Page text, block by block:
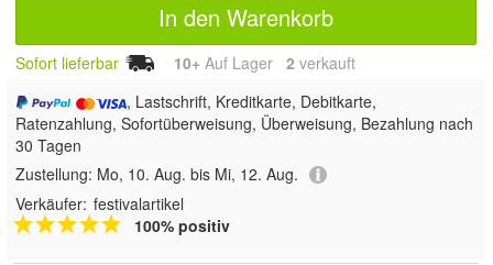
In den Warenkorb
Sofort lieferbar 10+ Auf Lager 2 verkauft
, Lastschrift, Kreditkarte, Debitkarte,
Ratenzahlung, Sofortüberweisung, Überweisung, Bezahlung nach
30 Tagen
Zustellung: Mo, 10. Aug. bis Mi, 12. Aug.
Verkäufer: festivalartikel
100% positiv